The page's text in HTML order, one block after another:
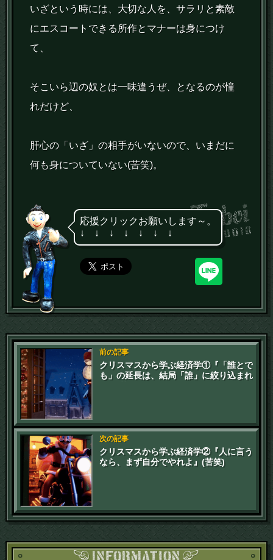
いざという時には、大切な人を、サラリと素敵
にエスコートできる所作とマナーは身につけ
て、
そこいら辺の奴とは一味違うぜ、となるのが憧
れだけど、
肝心の「いざ」の相手がいないので、いまだに
何も身についていない(苦笑)。
応援クリックお願いします～。
↓ ↓ ↓ ↓ ↓ ↓ ↓
前の記事
クリスマスから学ぶ経済学①『「誰とで
も」の延長は、結局「誰」に絞り込まれ
次の記事
クリスマスから学ぶ経済学②『人に言う
なら、まず自分でやれよ』(苦笑)